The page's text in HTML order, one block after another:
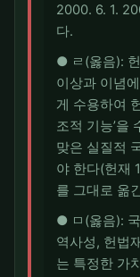
2000. 6. 1.
다.
● ㄹ(옳음):
이상과 이념
게 수용하여
조적 기능’을
맞은 실질적
야 한다(헌재
를 그대로 옮
● ㅁ(옳음):
역사성, 헌법
는 특정한 가